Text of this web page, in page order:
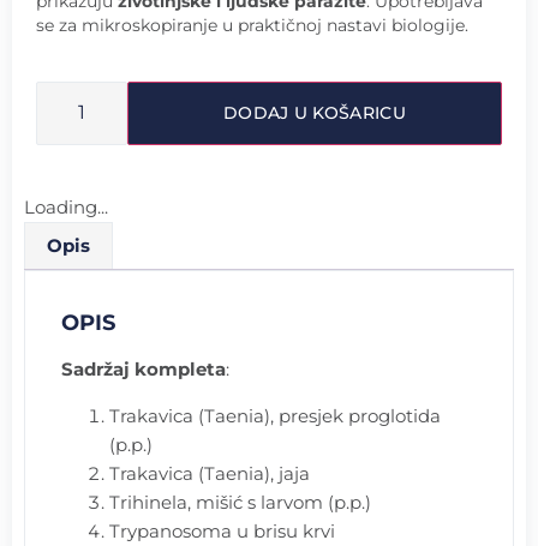
se za mikroskopiranje u praktičnoj nastavi biologije.
DODAJ U KOŠARICU
Loading...
Opis
OPIS
Sadržaj kompleta:
Trakavica (Taenia), presjek proglotida
(p.p.)
Trakavica (Taenia), jaja
Trihinela, mišić s larvom (p.p.)
Trypanosoma u brisu krvi